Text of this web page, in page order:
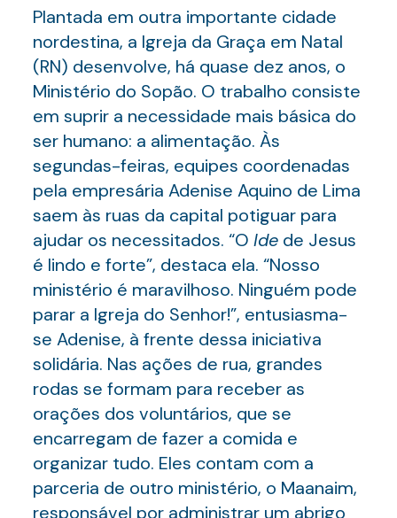
Plantada em outra importante cidade
nordestina, a Igreja da Graça em Natal
(RN) desenvolve, há quase dez anos, o
Ministério do Sopão. O trabalho consiste
em suprir a necessidade mais básica do
ser humano: a alimentação. Às
segundas-feiras, equipes coordenadas
pela empresária Adenise Aquino de Lima
saem às ruas da capital potiguar para
ajudar os necessitados. “O Idede Jesus
é lindo e forte”, destaca ela. “Nosso
ministério é maravilhoso. Ninguém pode
parar a Igreja do Senhor!”, entusiasma-
se Adenise, à frente dessa iniciativa
solidária. Nas ações de rua, grandes
rodas se formam para receber as
orações dos voluntários, que se
encarregam de fazer a comida e
organizar tudo. Eles contam com a
parceria de outro ministério, o Maanaim,
responsável por administrar um abrigo